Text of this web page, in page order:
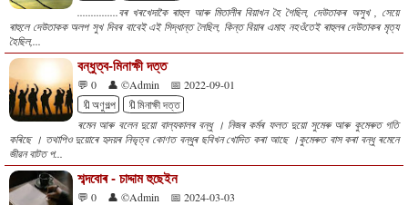
...............বৰ খৰখেদাকৈ ৰাহুল আৰু মিতালীৰ বিয়াখন হৈ গৈছিল, দেউতাকৰ অসুখ , সেয়ে
ৰাহুলে দেউতাকক অলপ সুখ দিবৰ বাবেই এই সিদ্ধান্ত লৈছিল, কিন্ত বিয়াৰ এমাহ নহওঁতেই ৰাহুলৰ দেউতাকৰ মৃত্য
হৈছিল,...
বন্ধুত্ব-মিনাক্ষী দত্ত
💬 0 👤 ©Admin
📅 2022-09-01
🔖অণুগল্প
🔖মিনাক্ষী দত্ত
ৰমেন আৰু বলেন দুয়ো বাল্যকালৰ বন্ধু । নিজৰ কৰ্মৰ ফলত দুয়ো সুমেৰু আৰু কুমেৰুত গতি
কৰিছে । তথাপিও দুয়োৰে হৃদয়ৰ নিভৃত্ব কোণত বন্ধুৰ ছবিখন খোদিত কৰা আছে ।কুমেৰুত বাস কৰা বন্ধু ৰমেনে
জীৱন বাটত প...
শব্দবোৰ - চাদ্দাম হুছেইন
💬 0 👤 ©Admin
📅 2024-03-03